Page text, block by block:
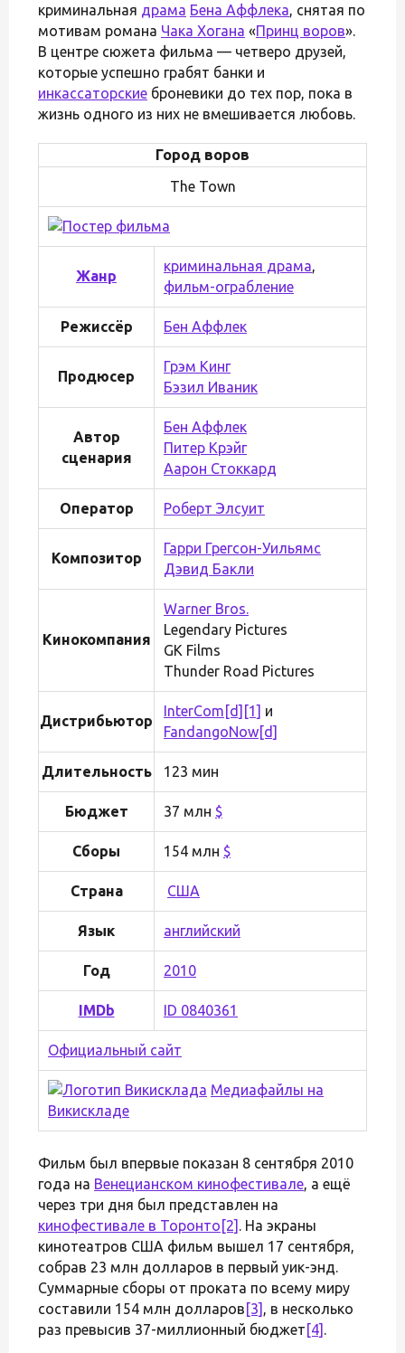
криминальная драма Бена Аффлека, снятая по
мотивам романа Чака Хогана «Принц воров».
В центре сюжета фильма — четверо друзей,
которые успешно грабят банки и
инкассаторские броневики до тех пор, пока в
жизнь одного из них не вмешивается любовь.
Город воров
The Town
Жанр
криминальная драма,
фильм-ограбление
Режиссёр Бен Аффлек
Продюсер
Грэм Кинг
Бэзил Иваник
Автор
сценария
Бен Аффлек
Питер Крэйг
Аарон Стоккард
Оператор Роберт Элсуит
Композитор
Гарри Грегсон-Уильямс
Дэвид Бакли
Кинокомпания
Warner Bros.
Legendary Pictures
GK Films
Thunder Road Pictures
Дистрибьютор
InterCom [d] [1] и
FandangoNow[d]
Длительность 123 мин
Бюджет 37 млн $
Сборы 154 млн $
Страна США
Язык английский
Год 2010
IMDb ID 0840361
Официальный сайт
Медиафайлы на
Викискладе
Фильм был впервые показан 8 сентября 2010
года на Венецианском кинофестивале, а ещё
через три дня был представлен на
кинофестивале в Торонто [2] . На экраны
кинотеатров США фильм вышел 17 сентября,
собрав 23 млн долларов в первый уик-энд.
Суммарные сборы от проката по всему миру
составили 154 млн долларов [3] , в несколько
раз превысив 37-миллионный бюджет [4] .